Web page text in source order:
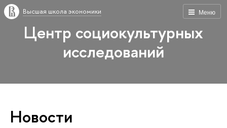
Меню
Высшая школа экономики
Центр социокультурных
исследований
Новости